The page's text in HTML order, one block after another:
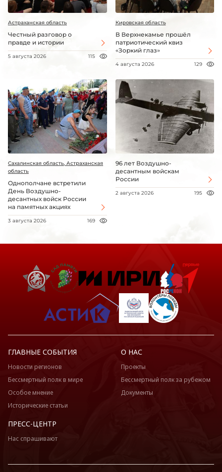
Астраханская область
Честный разговор о
правде и истории
5 августа 2026 115
Кировская область
В Верхнекамье прошёл
патриотический квиз
«Зоркий глаз»
4 августа 2026 129
Сахалинская область, Астраханская
область
Однополчане встретили
День Воздушно-
десантных войск России
на памятных акциях
3 августа 2026 169
96 лет Воздушно-
десантным войскам
России
2 августа 2026 195
ГЛАВНЫЕ СОБЫТИЯ
Новости регионов
Бессмертный полк в мире
Особое мнение
Исторические статьи
О НАС
Проекты
Бессмертный полк за рубежом
Документы
ПРЕСС-ЦЕНТР
Нас спрашивают